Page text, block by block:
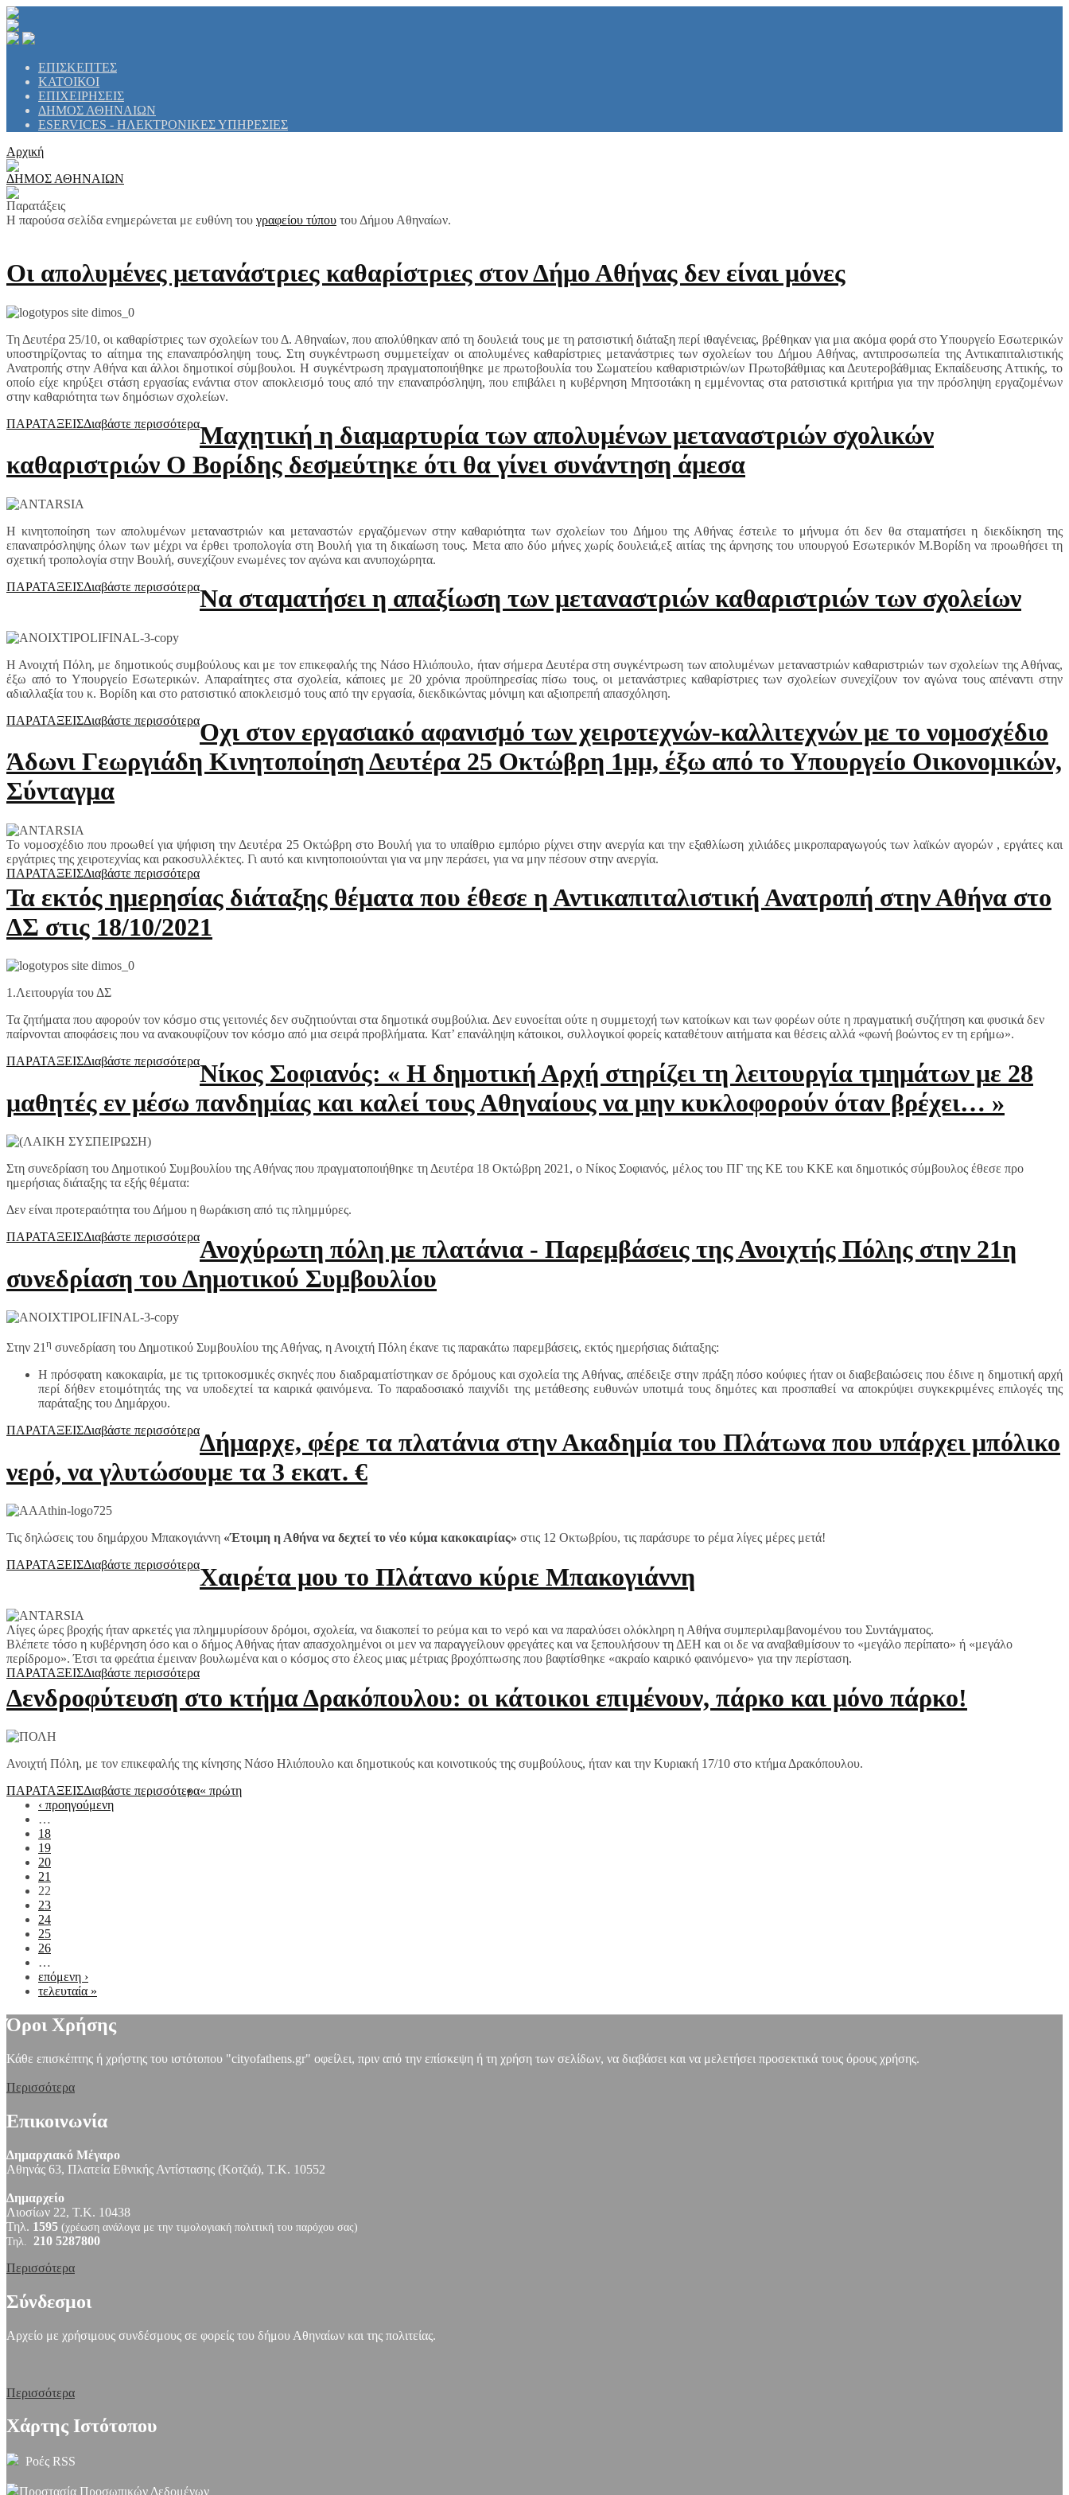
ΕΠΙΣΚΕΠΤΕΣ
ΚΑΤΟΙΚΟΙ
ΕΠΙΧΕΙΡΗΣΕΙΣ
ΔΗΜΟΣ ΑΘΗΝΑΙΩΝ
ESERVICES - ΗΛΕΚΤΡΟΝΙΚΕΣ ΥΠΗΡΕΣΙΕΣ
Αρχική
ΔΗΜΟΣ ΑΘΗΝΑΙΩΝ
Παρατάξεις
Η παρούσα σελίδα ενημερώνεται με ευθύνη του γραφείου τύπου του Δήμου Αθηναίων.
Οι απολυμένες μετανάστριες καθαρίστριες στον Δήμο Αθήνας δεν είναι μόνες
Τη Δευτέρα 25/10, οι καθαρίστριες των σχολείων του Δ. Αθηναίων, που απολύθηκαν από τη δουλειά τους με τη ρατσιστική διάταξη περί ιθαγένειας, βρέθηκαν για μια ακόμα φορά στο Υπουργείο Εσωτερικών
υποστηρίζοντας το αίτημα της επαναπρόσληψη τους. Στη συγκέντρωση συμμετείχαν οι απολυμένες καθαρίστριες μετανάστριες των σχολείων του Δήμου Αθήνας, αντιπροσωπεία της Αντικαπιταλιστικής
Ανατροπής στην Αθήνα και άλλοι δημοτικοί σύμβουλοι. Η συγκέντρωση πραγματοποιήθηκε με πρωτοβουλία του Σωματείου καθαριστριών/ων Πρωτοβάθμιας και Δευτεροβάθμιας Εκπαίδευσης Αττικής, το
οποίο είχε κηρύξει στάση εργασίας ενάντια στον αποκλεισμό τους από την επαναπρόσληψη, που επιβάλει η κυβέρνηση Μητσοτάκη η εμμένοντας στα ρατσιστικά κριτήρια για την πρόσληψη εργαζομένων
στην καθαριότητα των δημόσιων σχολείων.
ΠΑΡΑΤΑΞΕΙΣΔιαβάστε περισσότεραΜαχητική η διαμαρτυρία των απολυμένων μεταναστριών σχολικών
καθαριστριών Ο Βορίδης δεσμεύτηκε ότι θα γίνει συνάντηση άμεσα
Η κινητοποίηση των απολυμένων μεταναστριών και μεταναστών εργαζόμενων στην καθαριότητα των σχολείων του Δήμου της Αθήνας έστειλε το μήνυμα ότι δεν θα σταματήσει η διεκδίκηση της
επαναπρόσληψης όλων των μέχρι να έρθει τροπολογία στη Βουλή για τη δικαίωση τους. Μετα απο δύο μήνες χωρίς δουλειά,εξ αιτίας της άρνησης του υπουργού Εσωτερικόν Μ.Βορίδη να προωθήσει τη
σχετική τροπολογία στην Βουλή, συνεχίζουν ενωμένες τον αγώνα και ανυποχώρητα.
ΠΑΡΑΤΑΞΕΙΣΔιαβάστε περισσότεραΝα σταματήσει η απαξίωση των μεταναστριών καθαριστριών των σχολείων
Η Ανοιχτή Πόλη, με δημοτικούς συμβούλους και με τον επικεφαλής της Νάσο Ηλιόπουλο, ήταν σήμερα Δευτέρα στη συγκέντρωση των απολυμένων μεταναστριών καθαριστριών των σχολείων της Αθήνας,
έξω από το Υπουργείο Εσωτερικών. Απαραίτητες στα σχολεία, κάποιες με 20 χρόνια προϋπηρεσίας πίσω τους, οι μετανάστριες καθαρίστριες των σχολείων συνεχίζουν τον αγώνα τους απέναντι στην
αδιαλλαξία του κ. Βορίδη και στο ρατσιστικό αποκλεισμό τους από την εργασία, διεκδικώντας μόνιμη και αξιοπρεπή απασχόληση.
ΠΑΡΑΤΑΞΕΙΣΔιαβάστε περισσότεραOχι στον εργασιακό αφανισμό των χειροτεχνών-καλλιτεχνών με το νομοσχέδιο
Άδωνι Γεωργιάδη Κινητοποίηση Δευτέρα 25 Οκτώβρη 1μμ, έξω από το Υπουργείο Οικονομικών,
Σύνταγμα
Το νομοσχέδιο που προωθεί για ψήφιση την Δευτέρα 25 Οκτώβρη στο Βουλή για το υπαίθριο εμπόριο ρίχνει στην ανεργία και την εξαθλίωση χιλιάδες μικροπαραγωγούς των λαϊκών αγορών , εργάτες και
εργάτριες της χειροτεχνίας και ρακοσυλλέκτες. Γι αυτό και κινητοποιούνται για να μην περάσει, για να μην πέσουν στην ανεργία.
ΠΑΡΑΤΑΞΕΙΣΔιαβάστε περισσότερα
Τα εκτός ημερησίας διάταξης θέματα που έθεσε η Αντικαπιταλιστική Ανατροπή στην Αθήνα στο
ΔΣ στις 18/10/2021
1.Λειτουργία του ΔΣ
Τα ζητήματα που αφορούν τον κόσμο στις γειτονιές δεν συζητιούνται στα δημοτικά συμβούλια. Δεν ευνοείται ούτε η συμμετοχή των κατοίκων και των φορέων ούτε η πραγματική συζήτηση και φυσικά δεν
παίρνονται αποφάσεις που να ανακουφίζουν τον κόσμο από μια σειρά προβλήματα. Κατ’ επανάληψη κάτοικοι, συλλογικοί φορείς καταθέτουν αιτήματα και θέσεις αλλά «φωνή βοώντος εν τη ερήμω».
ΠΑΡΑΤΑΞΕΙΣΔιαβάστε περισσότεραΝίκος Σοφιανός: « Η δημοτική Αρχή στηρίζει τη λειτουργία τμημάτων με 28
μαθητές εν μέσω πανδημίας και καλεί τους Αθηναίους να μην κυκλοφορούν όταν βρέχει… »
Στη συνεδρίαση του Δημοτικού Συμβουλίου της Αθήνας που πραγματοποιήθηκε τη Δευτέρα 18 Οκτώβρη 2021, ο Νίκος Σοφιανός, μέλος του ΠΓ της ΚΕ του ΚΚΕ και δημοτικός σύμβουλος έθεσε προ
ημερήσιας διάταξης τα εξής θέματα:
Δεν είναι προτεραιότητα του Δήμου η θωράκιση από τις πλημμύρες.
ΠΑΡΑΤΑΞΕΙΣΔιαβάστε περισσότεραΑνοχύρωτη πόλη με πλατάνια - Παρεμβάσεις της Ανοιχτής Πόλης στην 21η
συνεδρίαση του Δημοτικού Συμβουλίου
Στην 21η συνεδρίαση του Δημοτικού Συμβουλίου της Αθήνας, η Ανοιχτή Πόλη έκανε τις παρακάτω παρεμβάσεις, εκτός ημερήσιας διάταξης:
Η πρόσφατη κακοκαιρία, με τις τριτοκοσμικές σκηνές που διαδραματίστηκαν σε δρόμους και σχολεία της Αθήνας, απέδειξε στην πράξη πόσο κούφιες ήταν οι διαβεβαιώσεις που έδινε η δημοτική αρχή
περί δήθεν ετοιμότητάς της να υποδεχτεί τα καιρικά φαινόμενα. Το παραδοσιακό παιχνίδι της μετάθεσης ευθυνών υποτιμά τους δημότες και προσπαθεί να αποκρύψει συγκεκριμένες επιλογές της
παράταξης του Δημάρχου.
ΠΑΡΑΤΑΞΕΙΣΔιαβάστε περισσότεραΔήμαρχε, φέρε τα πλατάνια στην Ακαδημία του Πλάτωνα που υπάρχει μπόλικο
νερό, να γλυτώσουμε τα 3 εκατ. €
Τις δηλώσεις του δημάρχου Μπακογιάννη «Έτοιμη η Αθήνα να δεχτεί το νέο κύμα κακοκαιρίας» στις 12 Οκτωβρίου, τις παράσυρε το ρέμα λίγες μέρες μετά!
ΠΑΡΑΤΑΞΕΙΣΔιαβάστε περισσότεραΧαιρέτα μου το Πλάτανο κύριε Μπακογιάννη
Λίγες ώρες βροχής ήταν αρκετές για πλημμυρίσουν δρόμοι, σχολεία, να διακοπεί το ρεύμα και το νερό και να παραλύσει ολόκληρη η Αθήνα συμπεριλαμβανομένου του Συντάγματος.
Βλέπετε τόσο η κυβέρνηση όσο και ο δήμος Αθήνας ήταν απασχολημένοι οι μεν να παραγγείλουν φρεγάτες και να ξεπουλήσουν τη ΔΕΗ και οι δε να αναβαθμίσουν το «μεγάλο περίπατο» ή «μεγάλο
περίδρομο». Έτσι τα φρεάτια έμειναν βουλωμένα και ο κόσμος στο έλεος μιας μέτριας βροχόπτωσης που βαφτίσθηκε «ακραίο καιρικό φαινόμενο» για την περίσταση.
ΠΑΡΑΤΑΞΕΙΣΔιαβάστε περισσότερα
Δενδροφύτευση στο κτήμα Δρακόπουλου: οι κάτοικοι επιμένουν, πάρκο και μόνο πάρκο!
Ανοιχτή Πόλη, με τον επικεφαλής της κίνησης Νάσο Ηλιόπουλο και δημοτικούς και κοινοτικούς της συμβούλους, ήταν και την Κυριακή 17/10 στο κτήμα Δρακόπουλου.
ΠΑΡΑΤΑΞΕΙΣΔιαβάστε περισσότερα« πρώτη
‹ προηγούμενη
…
18
19
20
21
22
23
24
25
26
…
επόμενη ›
τελευταία »
Όροι Χρήσης
Κάθε επισκέπτης ή χρήστης του ιστότοπου "cityofathens.gr" οφείλει, πριν από την επίσκεψη ή τη χρήση των σελίδων, να διαβάσει και να μελετήσει προσεκτικά τους όρους χρήσης.
Περισσότερα
Επικοινωνία
Δημαρχιακό Μέγαρο
Αθηνάς 63, Πλατεία Εθνικής Αντίστασης (Κοτζιά), Τ.Κ. 10552
Δημαρχείο
Λιοσίων 22, Τ.Κ. 10438
Τηλ. 1595 (χρέωση ανάλογα με την τιμολογιακή πολιτική του παρόχου σας)
Τηλ. 210 5287800
Περισσότερα
Σύνδεσμοι
Αρχείο με χρήσιμους συνδέσμους σε φορείς του δήμου Αθηναίων και της πολιτείας.
Περισσότερα
Χάρτης Ιστότοπου
Ροές RSS
Προστασία Προσωπικών Δεδομένων